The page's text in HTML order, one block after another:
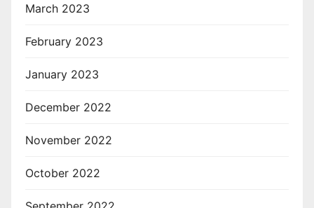
March 2023
February 2023
January 2023
December 2022
November 2022
October 2022